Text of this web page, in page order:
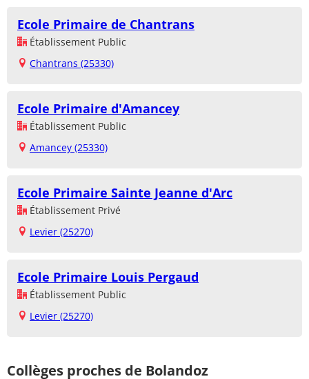
Ecole Primaire de Chantrans
Établissement Public
Chantrans (25330)
Ecole Primaire d'Amancey
Établissement Public
Amancey (25330)
Ecole Primaire Sainte Jeanne d'Arc
Établissement Privé
Levier (25270)
Ecole Primaire Louis Pergaud
Établissement Public
Levier (25270)
Collèges proches de Bolandoz